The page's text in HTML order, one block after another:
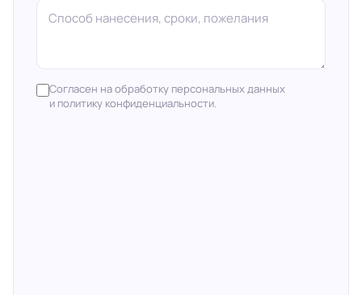
Согласен на обработку персональных данных
и политику конфиденциальности.